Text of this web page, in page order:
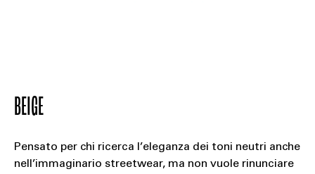
BEIGE
Pensato per chi ricerca l’eleganza dei toni neutri anche
nell’immaginario streetwear, ma non vuole rinunciare